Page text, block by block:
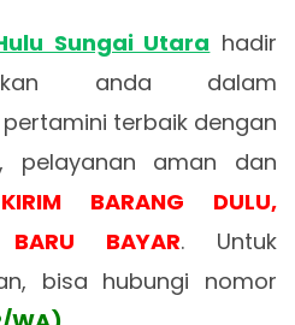
Sungai Utara hadir
anda dalam
terbaik dengan
pelayanan aman dan
KIRIM BARANG DULU,
BARU BAYAR. Untuk
bisa hubungi nomor